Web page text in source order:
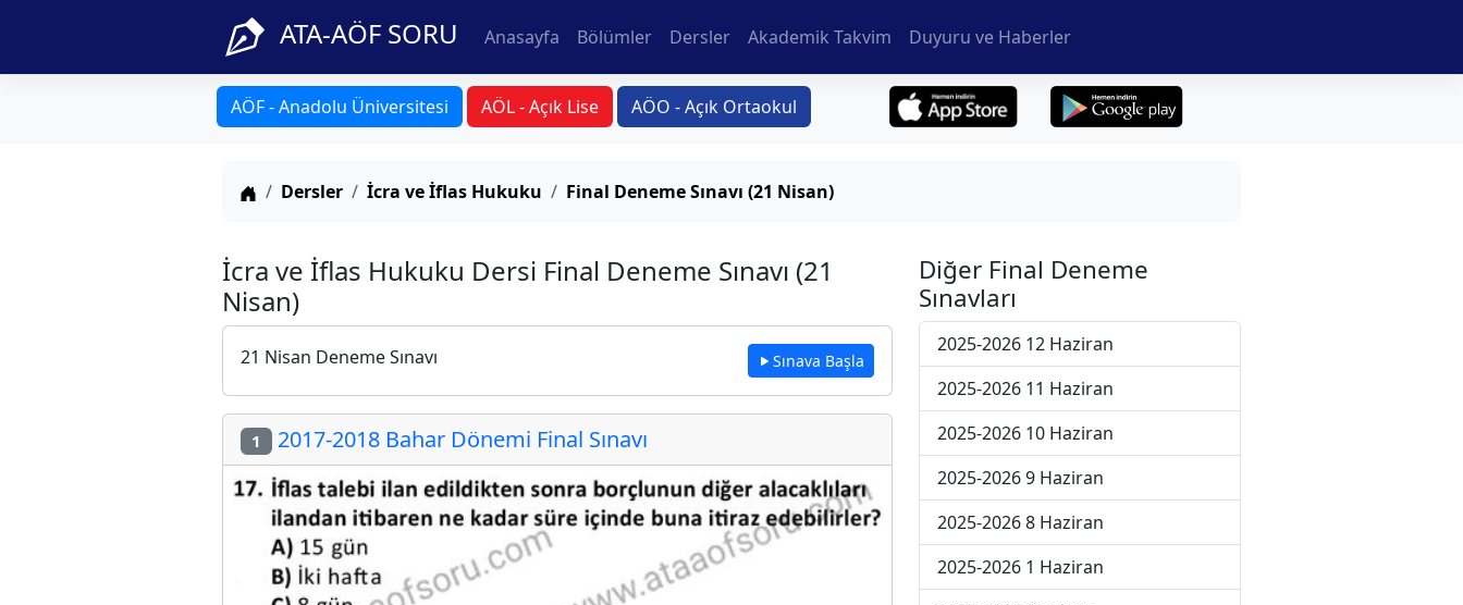
ATA-AÖF SORU Anasayfa Bölümler Dersler Akademik Takvim Duyuru ve Haberler
AÖF - Anadolu Üniversitesi AÖL - Açık Lise AÖO - Açık Ortaokul
Anasayfa
Dersler İcra ve İflas Hukuku Final Deneme Sınavı (21 Nisan)
İcra ve İflas Hukuku Dersi Final Deneme Sınavı (21
Nisan)
21 Nisan Deneme Sınavı Sınava Başla
1 2017-2018 Bahar Dönemi Final Sınavı
Diğer Final Deneme
Sınavları
2025-2026 12 Haziran
2025-2026 11 Haziran
2025-2026 10 Haziran
2025-2026 9 Haziran
2025-2026 8 Haziran
2025-2026 1 Haziran